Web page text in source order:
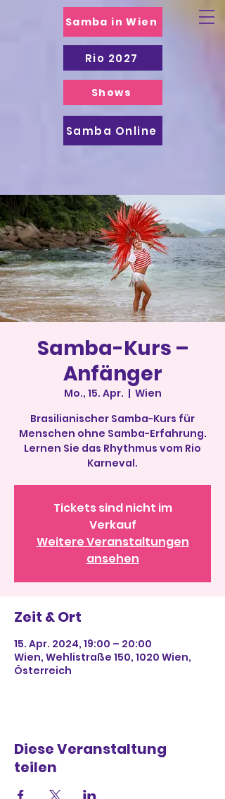
Samba in Wien
Samba Online
Shows
Rio 2027
Samba-Kurs –
Anfänger
Mo., 15. Apr.
  |
Wien
Brasilianischer Samba-Kurs für
Menschen ohne Samba-Erfahrung.
Lernen Sie das Rhythmus vom Rio
Karneval.
Tickets sind nicht im
Verkauf
Weitere Veranstaltungen
ansehen
Zeit & Ort
15. Apr. 2024, 19:00 – 20:00
Wien, Wehlistraße 150, 1020 Wien,
Österreich
Diese Veranstaltung
teilen